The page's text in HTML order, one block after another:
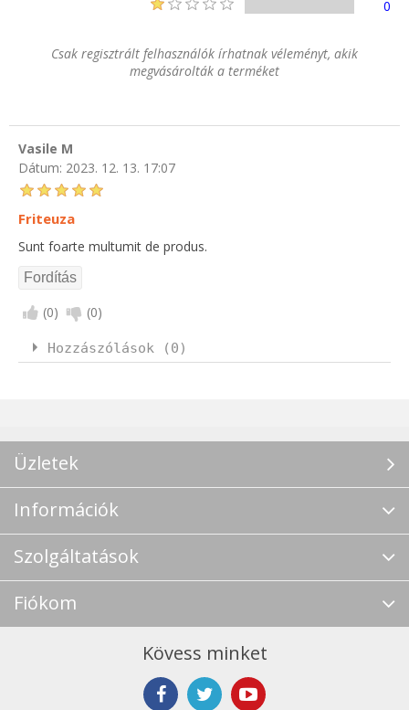
0
Csak regisztrált felhasználók írhatnak véleményt, akik
megvásárolták a terméket
Vasile M
Dátum: 2023. 12. 13. 17:07
Friteuza
Sunt foarte multumit de produs.
(0) (0)
Hozzászólások (0)
Üzletek
Információk
Szolgáltatások
Fiókom
Kövess minket